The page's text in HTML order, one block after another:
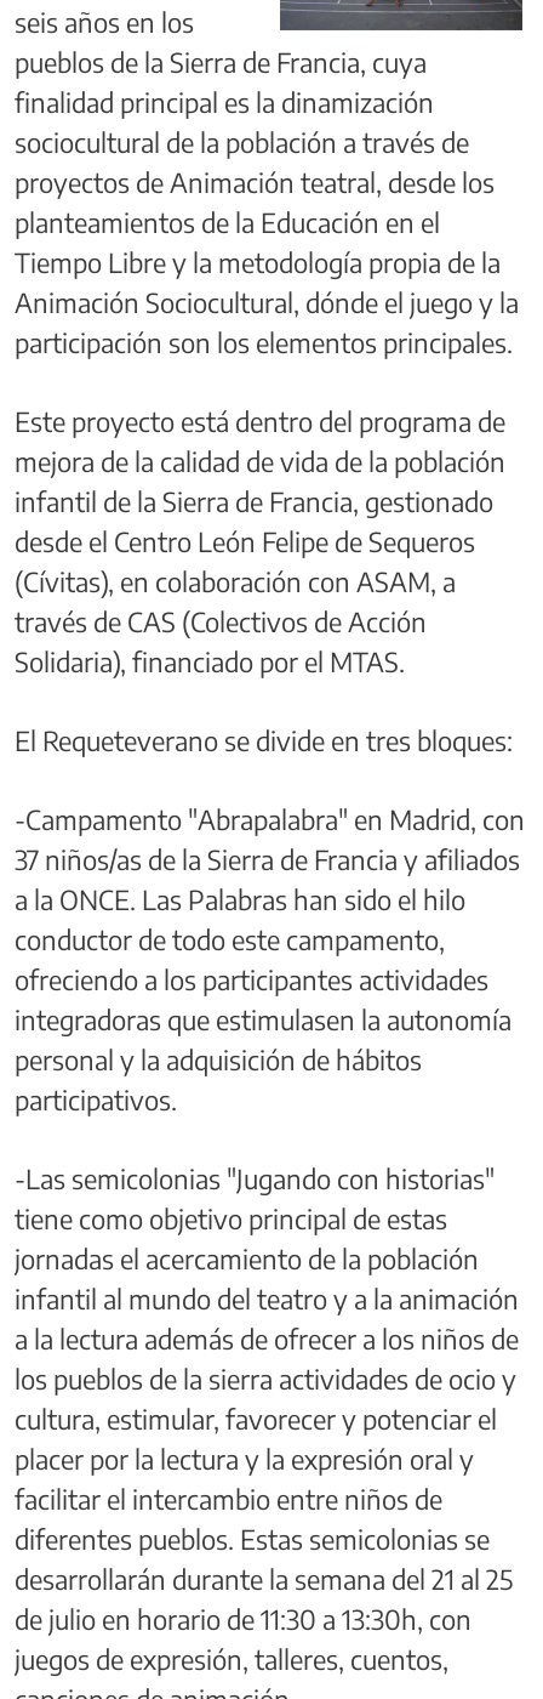
seis años en los
pueblos de la Sierra de Francia, cuya
finalidad principal es la dinamización
sociocultural de la población a través de
proyectos de Animación teatral, desde los
planteamientos de la Educación en el
Tiempo Libre y la metodología propia de la
Animación Sociocultural, dónde el juego y la
participación son los elementos principales.
Este proyecto está dentro del programa de
mejora de la calidad de vida de la población
infantil de la Sierra de Francia, gestionado
desde el Centro León Felipe de Sequeros
(Cívitas), en colaboración con ASAM, a
través de CAS (Colectivos de Acción
Solidaria), financiado por el MTAS.
El Requeteverano se divide en tres bloques:
-Campamento "Abrapalabra" en Madrid, con
37 niños/as de la Sierra de Francia y afiliados
a la ONCE. Las Palabras han sido el hilo
conductor de todo este campamento,
ofreciendo a los participantes actividades
integradoras que estimulasen la autonomía
personal y la adquisición de hábitos
participativos.
-Las semicolonias "Jugando con historias"
tiene como objetivo principal de estas
jornadas el acercamiento de la población
infantil al mundo del teatro y a la animación
a la lectura además de ofrecer a los niños de
los pueblos de la sierra actividades de ocio y
cultura, estimular, favorecer y potenciar el
placer por la lectura y la expresión oral y
facilitar el intercambio entre niños de
diferentes pueblos. Estas semicolonias se
desarrollarán durante la semana del 21 al 25
de julio en horario de 11:30 a 13:30h, con
juegos de expresión, talleres, cuentos,